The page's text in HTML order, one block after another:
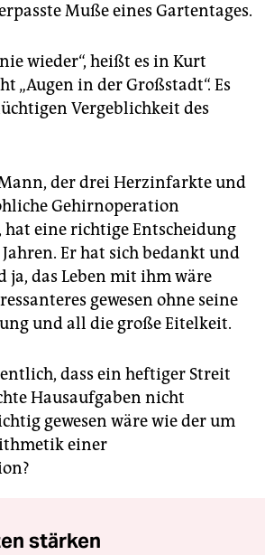
Muße eines Gartentages.
wieder“, heißt es in Kurt
„Augen in der Großstadt“. Es
Vergeblichkeit des
der drei Herzinfarkte und
Gehirnoperation
eine richtige Entscheidung
Er hat sich bedankt und
ja, das Leben mit ihm wäre
gewesen ohne seine
und all die große Eitelkeit.
dass ein heftiger Streit
Hausaufgaben nicht
gewesen wäre wie der um
einer
stärken